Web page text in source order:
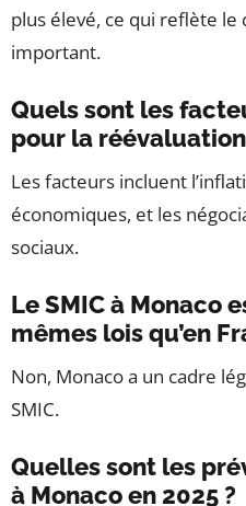
plus élevé, ce qui reflète le
important.
Quels sont les
pour la réévaluation
Les facteurs incluent
économiques, et les
sociaux.
Le SMIC à Monaco
mêmes lois qu’en
Non, Monaco a un cadre
SMIC.
Quelles sont les
à Monaco en 2025 ?